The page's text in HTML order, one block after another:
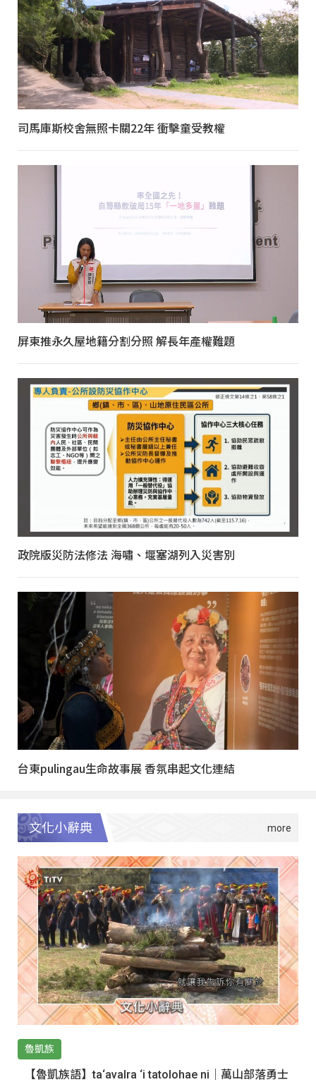
司馬庫斯校舍無照卡關22年 衝擊童受教權
屏東推永久屋地籍分割分照 解長年產權難題
政院版災防法修法 海嘯、堰塞湖列入災害別
台東pulingau生命故事展 香氛串起文化連結
文化小辭典
魯凱族
【魯凱族語】ta‘avalra ‘i tatolohae ni｜萬山部落勇士